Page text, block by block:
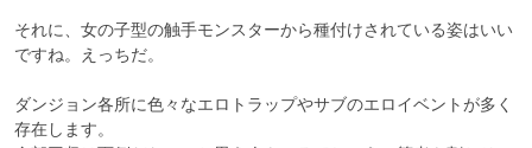
それに、女の子型の触手モンスターから種付けされている姿はいい
ですね。えっちだ。
ダンジョン各所に色々なエロトラップやサブのエロイベントが多く
存在します。